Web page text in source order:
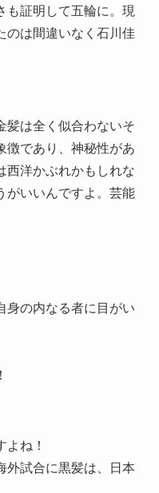
も証明して五輪に。現
のは間違いなく石川佳
髪は全く似合わないそ
徴であり、神秘性があ
西洋かぶれかもしれな
がいいんですよ。芸能
身の内なる者に目がい
ね！
外試合に黒髪は、日本